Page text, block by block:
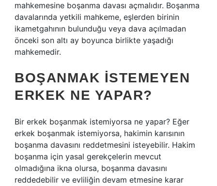
mahkemesine boşanma davası açmalıdır. Boşanma
davalarında yetkili mahkeme, eşlerden birinin
ikametgahının bulunduğu veya dava açılmadan
önceki son altı ay boyunca birlikte yaşadığı
mahkemedir.
BOŞANMAK ISTEMEYEN
ERKEK NE YAPAR?
Bir erkek boşanmak istemiyorsa ne yapar? Eğer
erkek boşanmak istemiyorsa, hakimin karısının
boşanma davasını reddetmesini isteyebilir. Hakim
boşanma için yasal gerekçelerin mevcut
olmadığına ikna olursa, boşanma davasını
reddedebilir ve evliliğin devam etmesine karar